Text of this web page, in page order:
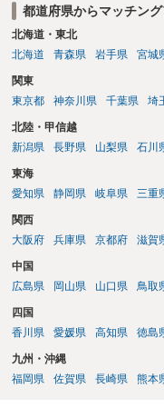
都道府県からマッチン
北海道・東北
北海道
青森県 岩手県 宮城
関東
東京都
神奈川県 千葉県 埼
北陸・甲信越
新潟県
長野県 山梨県 石川
東海
愛知県
静岡県 岐阜県 三重
関西
大阪府
兵庫県 京都府 滋賀
中国
広島県
岡山県 山口県 鳥取
四国
香川県
愛媛県 高知県 徳島
九州・沖縄
福岡県
佐賀県 長崎県 熊本